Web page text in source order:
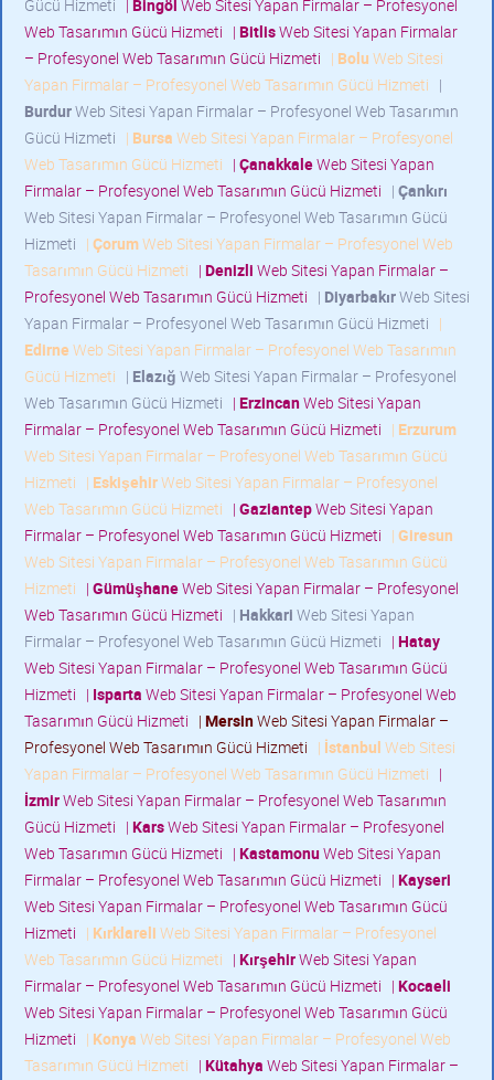
Gücü Hizmeti Bingöl Web Sitesi Yapan Firmalar – Profesyonel
Web Tasarımın Gücü Hizmeti | BitlisWeb Sitesi Yapan Firmalar
– Profesyonel Web Tasarımın Gücü Hizmeti | Bolu Web Sitesi
Yapan Firmalar – Profesyonel Web Tasarımın Gücü Hizmeti |
BurdurWeb Sitesi Yapan Firmalar – Profesyonel Web Tasarımın
Gücü Hizmeti | Bursa Web Sitesi Yapan Firmalar – Profesyonel
Web Tasarımın Gücü Hizmeti | ÇanakkaleWeb Sitesi Yapan
Firmalar – Profesyonel Web Tasarımın Gücü Hizmeti | Çankırı
Web Sitesi Yapan Firmalar – Profesyonel Web Tasarımın Gücü
Hizmeti | ÇorumWeb Sitesi Yapan Firmalar – Profesyonel Web
Tasarımın Gücü Hizmeti | Denizli Web Sitesi Yapan Firmalar –
Profesyonel Web Tasarımın Gücü Hizmeti | DiyarbakırWeb Sitesi
Yapan Firmalar – Profesyonel Web Tasarımın Gücü Hizmeti |
Edirne Web Sitesi Yapan Firmalar – Profesyonel Web Tasarımın
Gücü Hizmeti | Elazığ Web Sitesi Yapan Firmalar – Profesyonel
Web Tasarımın Gücü Hizmeti | ErzincanWeb Sitesi Yapan
Firmalar – Profesyonel Web Tasarımın Gücü Hizmeti | Erzurum
Web Sitesi Yapan Firmalar – Profesyonel Web Tasarımın Gücü
Hizmeti | EskişehirWeb Sitesi Yapan Firmalar – Profesyonel
Web Tasarımın Gücü Hizmeti | GaziantepWeb Sitesi Yapan
Firmalar – Profesyonel Web Tasarımın Gücü Hizmeti | Giresun
Web Sitesi Yapan Firmalar – Profesyonel Web Tasarımın Gücü
Hizmeti | GümüşhaneWeb Sitesi Yapan Firmalar – Profesyonel
Web Tasarımın Gücü Hizmeti | Hakkari Web Sitesi Yapan
Firmalar – Profesyonel Web Tasarımın Gücü Hizmeti | Hatay
Web Sitesi Yapan Firmalar – Profesyonel Web Tasarımın Gücü
Hizmeti | Isparta Web Sitesi Yapan Firmalar – Profesyonel Web
Tasarımın Gücü Hizmeti | MersinWeb Sitesi Yapan Firmalar –
Profesyonel Web Tasarımın Gücü Hizmeti | İstanbul Web Sitesi
Yapan Firmalar – Profesyonel Web Tasarımın Gücü Hizmeti |
İzmirWeb Sitesi Yapan Firmalar – Profesyonel Web Tasarımın
Gücü Hizmeti | KarsWeb Sitesi Yapan Firmalar – Profesyonel
Web Tasarımın Gücü Hizmeti | KastamonuWeb Sitesi Yapan
Firmalar – Profesyonel Web Tasarımın Gücü Hizmeti | Kayseri
Web Sitesi Yapan Firmalar – Profesyonel Web Tasarımın Gücü
Hizmeti | Kırklareli Web Sitesi Yapan Firmalar – Profesyonel
Web Tasarımın Gücü Hizmeti | KırşehirWeb Sitesi Yapan
Firmalar – Profesyonel Web Tasarımın Gücü Hizmeti | Kocaeli
Web Sitesi Yapan Firmalar – Profesyonel Web Tasarımın Gücü
Hizmeti | Konya Web Sitesi Yapan Firmalar – Profesyonel Web
Tasarımın Gücü Hizmeti | Kütahya Web Sitesi Yapan Firmalar –